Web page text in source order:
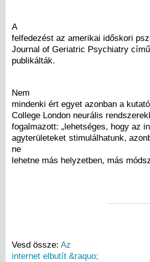
A
felfedezést az amerikai időskori
Journal of Geriatric Psychiatry
publikálták.
Nem
mindenki ért egyet azonban a
College London neurális
fogalmazott: „lehetséges, hogy az
agyterületeket stimulálhatunk,
ne
lehetne más helyzetben, más
Vesd össze: Az
internet elbutít &raquo;